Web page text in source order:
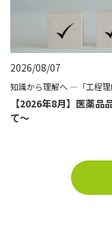
2026/08/07
知識から理解へ ―「工程
【2026年8月】医薬
て～